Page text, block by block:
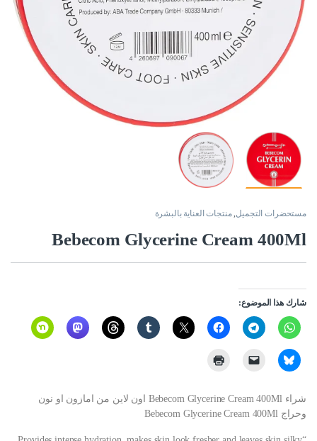
مستحضرات التجميل,منتجات العناية بالبشرة
Bebecom Glycerine Cream 400Ml
شارك هذا الموضوع:
شراء Bebecom Glycerine Cream 400Ml اون لاين من امازون او نون
وحراج Bebecom Glycerine Cream 400Ml